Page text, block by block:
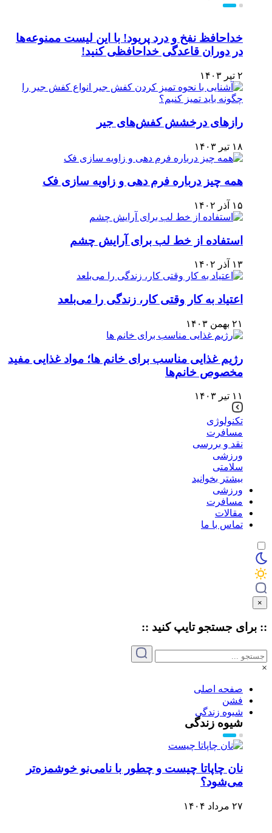
خداحافظ نفخ و درد پریود! با این لیست ممنوعه‌ها
در دوران قاعدگی خداحافظی کنید!
۲ تیر ۱۴۰۳
رازهای درخشش کفش‌های جیر
۱۸ تیر ۱۴۰۳
همه چیز درباره فرم دهی و زاویه سازی فک
۱۵ آذر ۱۴۰۲
استفاده از خط لب برای آرایش چشم
۱۳ آذر ۱۴۰۲
اعتیاد به کار وقتی کار، زندگی را می‌بلعد
۲۱ بهمن ۱۴۰۳
رژیم غذایی مناسب برای خانم ها؛ مواد غذایی مفید
مخصوص خانم‌ها
۱۱ تیر ۱۴۰۳
تکنولوژی
مسافرت
نقد و بررسی
ورزشی
سلامتی
بیشتر بخوانید
ورزشی
مسافرت
مقالات
تماس با ما
×
:: برای جستجو تایپکنید ::
×
صفحه اصلی
فشن
شیوه زندگی
شیوه زندگی
نان چاپاتا چیست و چطور با نامی‌نو خوشمزه‌تر
می‌شود؟
۲۷ مرداد ۱۴۰۴